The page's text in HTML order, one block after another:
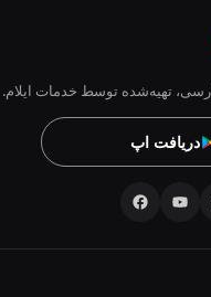
تهیه‌شده توسط خدمات ایلام.
دریافت اپ